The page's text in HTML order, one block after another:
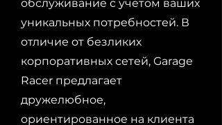
обслуживание с учетом ваших
уникальных потребностей. В
отличие от безликих
корпоративных сетей, Garage
Racer предлагает
дружелюбное,
ориентированное на клиента